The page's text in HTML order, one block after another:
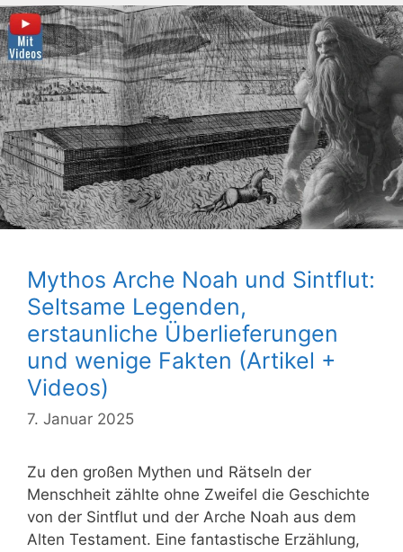
Mythos Arche Noah und Sintflut:
Seltsame Legenden,
erstaunliche Überlieferungen
und wenige Fakten (Artikel +
Videos)
7. Januar 2025
Zu den großen Mythen und Rätseln der
Menschheit zählte ohne Zweifel die Geschichte
von der Sintflut und der Arche Noah aus dem
Alten Testament. Eine fantastische Erzählung,